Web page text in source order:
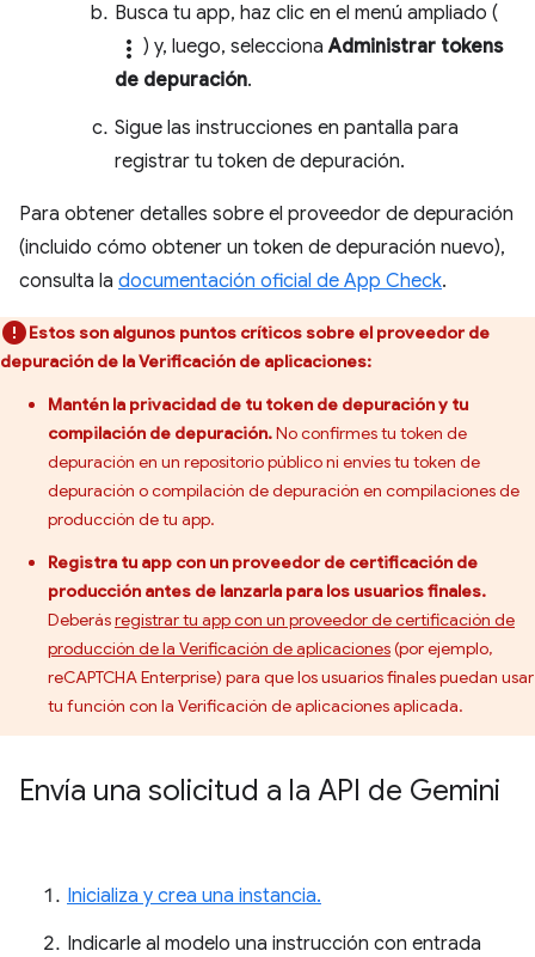
Busca tu app, haz clic en el menú ampliado (
more_vert ) y, luego, seleccionaAdministrar tokens
de depuración.
Sigue las instrucciones en pantalla para
registrar tu token de depuración.
Para obtener detalles sobre el proveedor de depuración
(incluido cómo obtener un token de depuración nuevo),
consulta la documentación oficial de App Check.
Estos son algunos puntos críticos sobre el proveedor de
depuración de la Verificación de aplicaciones:
Mantén la privacidad de tu token de depuración y tu
compilación de depuración.No confirmes tu token de
depuración en un repositorio público ni envíes tu token de
depuración o compilación de depuración en compilaciones de
producción de tu app.
Registra tu app con un proveedor de certificación de
producción antes de lanzarla para los usuarios finales.
Deberásregistrar tu app con un proveedor de certificación de
producción de la Verificación de aplicaciones(por ejemplo,
reCAPTCHA Enterprise) para que los usuarios finales puedan usar
tu función con la Verificación de aplicaciones aplicada.
Envía una solicitud a la API de Gemini
Inicializa y crea una instancia.
Indicarle al modelo una instrucción con entrada